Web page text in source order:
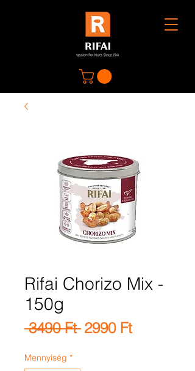
Rifai Chorizo Mix -
150g
3490 Ft Szokásos
2990 FtAkciós
Mennyiség *